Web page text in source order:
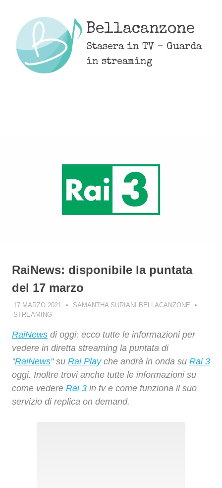
content
Bellacanzone
Stasera in TV - Guarda
in streaming
RaiNews: disponibile la puntata
del 17 marzo
17 MARZO 2021
SAMANTHA SURIANI BELLACANZONE
STREAMING
RaiNews di oggi: ecco tutte le informazioni per
vedere in diretta streaming la puntata di
"RaiNews" su Rai Playche andrà in onda su Rai 3
oggi. Inoltre trovi anche tutte le informazioni su
come vedere Rai 3 in tv e come funziona il suo
servizio di replica on demand.